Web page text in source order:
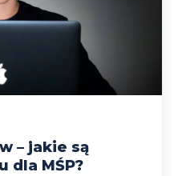
– jakie są
dla MŚP?